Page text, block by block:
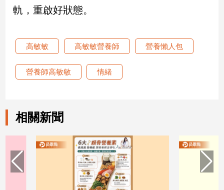
遊
戲
動
物
Pet
影
區
軌，重啟好狀態。
高敏敏 高敏敏營養師 營養懶人包
營養師高敏敏 情緒
相關新聞